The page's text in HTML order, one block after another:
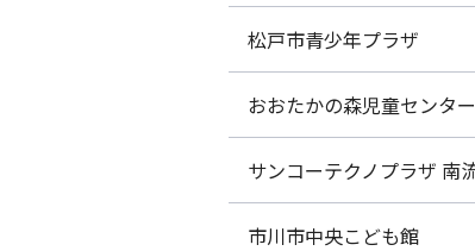
松戸市青少年プラザ
おおたかの森児童センター
市川市中央こども館